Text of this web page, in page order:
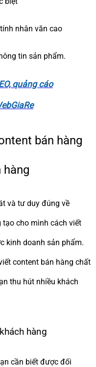
nhân văn cao
tin sản phẩm.
quảng cáo
bán hàng
hàng
và tư duy đúng về
cho mình cách viết
kinh doanh sản phẩm.
content bán hàng chất
thu hút nhiều khách
hàng
cần biết được đối